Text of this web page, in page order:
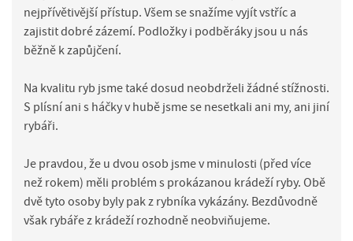
nejpřívětivější přístup. Všem se snažíme vyjít vstříc a
zajistit dobré zázemí. Podložky i podběráky jsou u nás
běžně k zapůjčení.
Na kvalitu ryb jsme také dosud neobdrželi žádné stížnosti.
S plísní ani s háčky v hubě jsme se nesetkali ani my, ani jiní
rybáři.
Je pravdou, že u dvou osob jsme v minulosti (před více
než rokem) měli problém s prokázanou krádeží ryby. Obě
dvě tyto osoby byly pak z rybníka vykázány. Bezdůvodně
však rybáře z krádeží rozhodně neobviňujeme.